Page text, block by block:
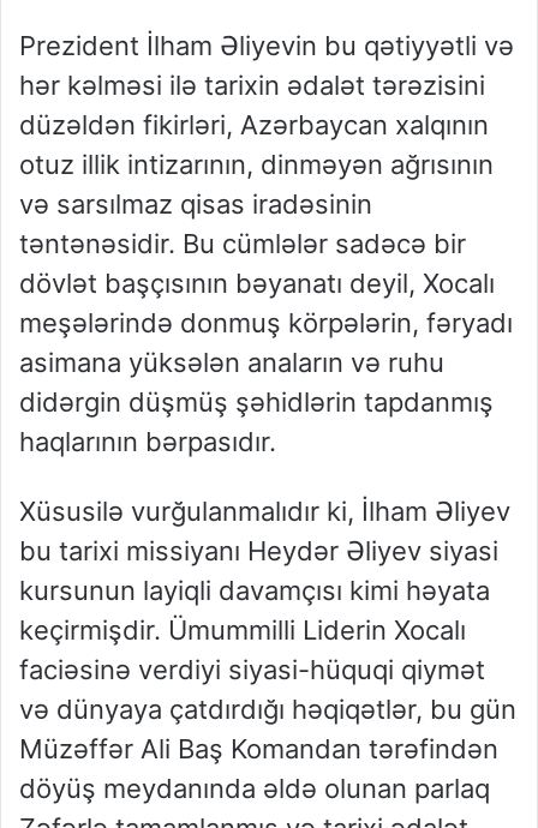
Prezident İlham Əliyevin bu qətiyyətli və
hər kəlməsi ilə tarixin ədalət tərəzisini
düzəldən fikirləri, Azərbaycan xalqının
otuz illik intizarının, dinməyən ağrısının
və sarsılmaz qisas iradəsinin
təntənəsidir. Bu cümlələr sadəcə bir
dövlət başçısının bəyanatı deyil, Xocalı
meşələrində donmuş körpələrin, fəryadı
asimana yüksələn anaların və ruhu
didərgin düşmüş şəhidlərin tapdanmış
haqlarının bərpasıdır.
Xüsusilə vurğulanmalıdır ki, İlham Əliyev
bu tarixi missiyanı Heydər Əliyev siyasi
kursunun layiqli davamçısı kimi həyata
keçirmişdir. Ümummilli Liderin Xocalı
faciəsinə verdiyi siyasi-hüquqi qiymət
və dünyaya çatdırdığı həqiqətlər, bu gün
Müzəffər Ali Baş Komandan tərəfindən
döyüş meydanında əldə olunan parlaq